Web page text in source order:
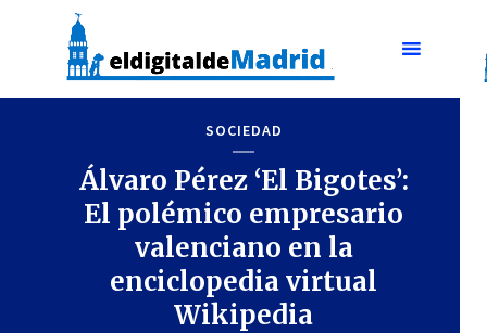
SOCIEDAD
Álvaro Pérez ‘El Bigotes’:
El polémico empresario
valenciano en la
enciclopedia virtual
Wikipedia